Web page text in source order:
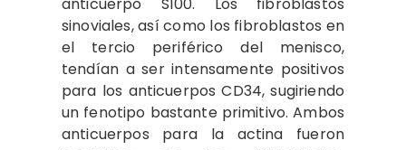
sinoviales, así como los fibroblastos en
el tercio periférico del menisco,
tendían a ser intensamente positivos
para los anticuerpos CD34, sugiriendo
un fenotipo bastante primitivo. Ambos
anticuerpos para la actina fueron